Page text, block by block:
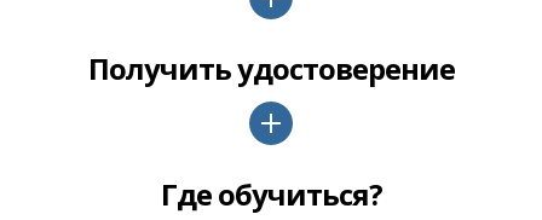
Получить удостоверение
Где обучиться?